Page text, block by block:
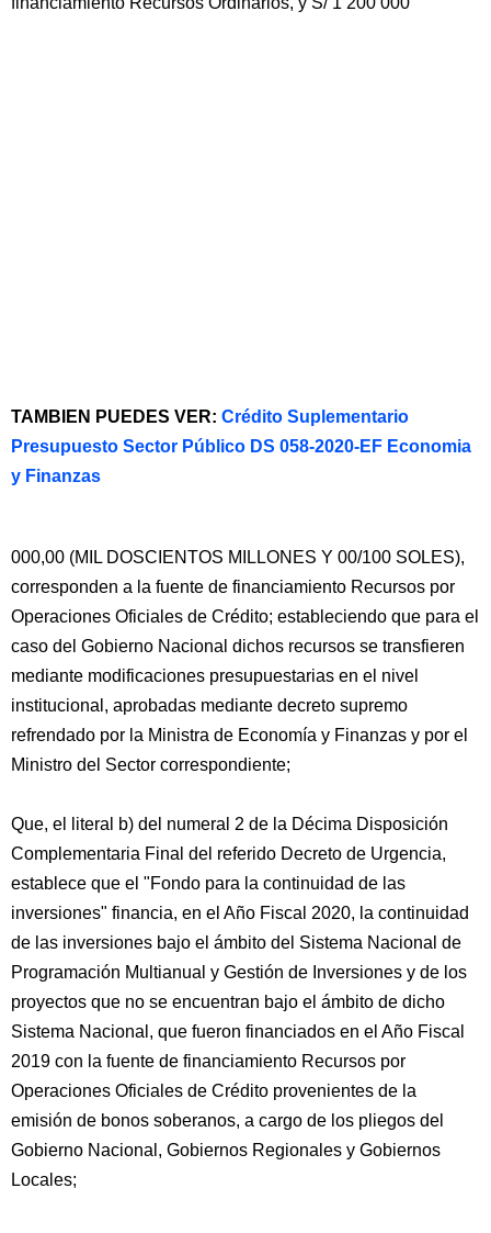
TAMBIEN PUEDES VER: Crédito Suplementario
Presupuesto Sector Público DS 058-2020-EF Economia
y Finanzas
000,00 (MIL DOSCIENTOS MILLONES Y 00/100 SOLES),
corresponden a la fuente de financiamiento Recursos por
Operaciones Oficiales de Crédito; estableciendo que para el
caso del Gobierno Nacional dichos recursos se transfieren
mediante modificaciones presupuestarias en el nivel
institucional, aprobadas mediante decreto supremo
refrendado por la Ministra de Economía y Finanzas y por el
Ministro del Sector correspondiente;
Que, el literal b) del numeral 2 de la Décima Disposición
Complementaria Final del referido Decreto de Urgencia,
establece que el "Fondo para la continuidad de las
inversiones" financia, en el Año Fiscal 2020, la continuidad
de las inversiones bajo el ámbito del Sistema Nacional de
Programación Multianual y Gestión de Inversiones y de los
proyectos que no se encuentran bajo el ámbito de dicho
Sistema Nacional, que fueron financiados en el Año Fiscal
2019 con la fuente de financiamiento Recursos por
Operaciones Oficiales de Crédito provenientes de la
emisión de bonos soberanos, a cargo de los pliegos del
Gobierno Nacional, Gobiernos Regionales y Gobiernos
Locales;